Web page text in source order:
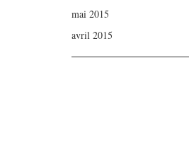
mai 2015
avril 2015